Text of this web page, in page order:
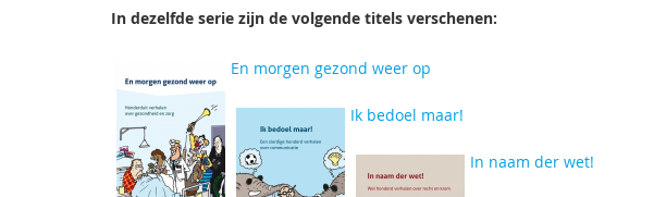
In dezelfde serie zijn de volgende titels verschenen:
En morgen gezond weer op
Ik bedoel maar!
In naam der wet!